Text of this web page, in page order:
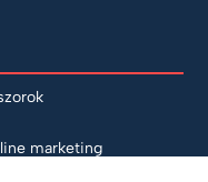
marketing